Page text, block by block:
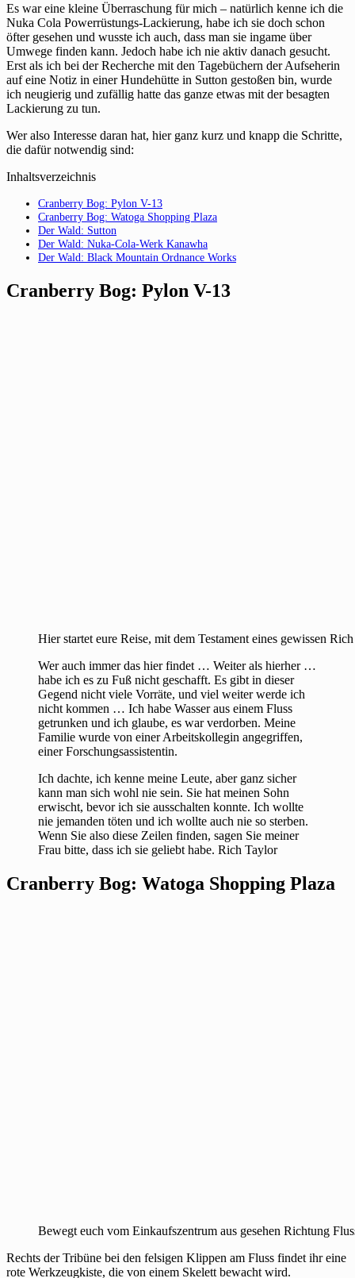
Es war eine kleine Überraschung für mich – natürlich kenne ich die
Nuka Cola Powerrüstungs-Lackierung, habe ich sie doch schon
öfter gesehen und wusste ich auch, dass man sie ingame über
Umwege finden kann. Jedoch habe ich nie aktiv danach gesucht.
Erst als ich bei der Recherche mit den Tagebüchern der Aufseherin
auf eine Notiz in einer Hundehütte in Sutton gestoßen bin, wurde
ich neugierig und zufällig hatte das ganze etwas mit der besagten
Lackierung zu tun.
Wer also Interesse daran hat, hier ganz kurz und knapp die Schritte,
die dafür notwendig sind:
Inhaltsverzeichnis
Cranberry Bog: Pylon V-13
Cranberry Bog: Watoga Shopping Plaza
Der Wald: Sutton
Der Wald: Nuka-Cola-Werk Kanawha
Der Wald: Black Mountain Ordnance Works
Cranberry Bog: Pylon V-13
Hier startet eure Reise, mit dem Testament eines gewissen
Wer auch immer das hier findet … Weiter als hierher …
habe ich es zu Fuß nicht geschafft. Es gibt in dieser
Gegend nicht viele Vorräte, und viel weiter werde ich
nicht kommen … Ich habe Wasser aus einem Fluss
getrunken und ich glaube, es war verdorben. Meine
Familie wurde von einer Arbeitskollegin angegriffen,
einer Forschungsassistentin.
Ich dachte, ich kenne meine Leute, aber ganz sicher
kann man sich wohl nie sein. Sie hat meinen Sohn
erwischt, bevor ich sie ausschalten konnte. Ich wollte
nie jemanden töten und ich wollte auch nie so sterben.
Wenn Sie also diese Zeilen finden, sagen Sie meiner
Frau bitte, dass ich sie geliebt habe. Rich Taylor
Cranberry Bog: Watoga Shopping Plaza
Bewegt euch vom Einkaufszentrum aus gesehen Richtung
Rechts der Tribüne bei den felsigen Klippen am Fluss findet ihr eine
rote Werkzeugkiste, die von einem Skelett bewacht wird.